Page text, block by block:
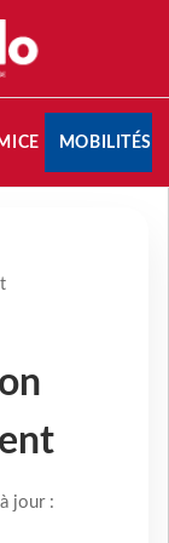
MOBILITÉS
jour :